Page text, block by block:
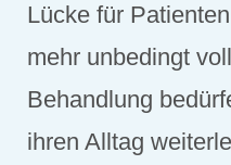
Lücke für
mehr unbedingt
Behandlung
ihren Alltag